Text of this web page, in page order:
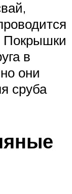
Покрышки
в
они
сруба